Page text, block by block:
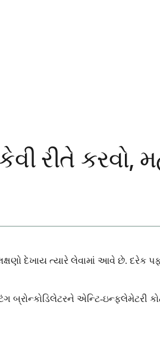
રીતે
દેખાય ત્યારે લેવામાં આવે છે. દરેક
એન્ટિ-ઇન્ફ્લેમેટરી